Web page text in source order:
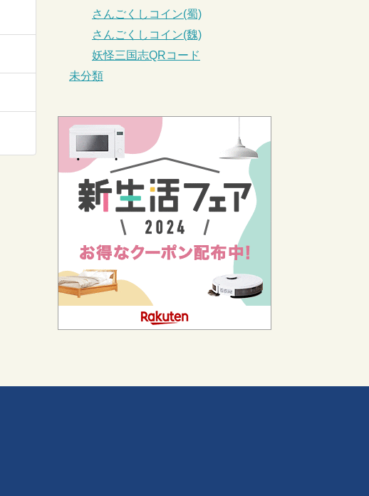
さんごくしコイン(蜀)
さんごくしコイン(魏)
妖怪三国志QRコード
未分類